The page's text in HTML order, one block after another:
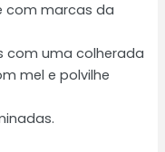
com marcas da
com uma colherada
mel e polvilhe